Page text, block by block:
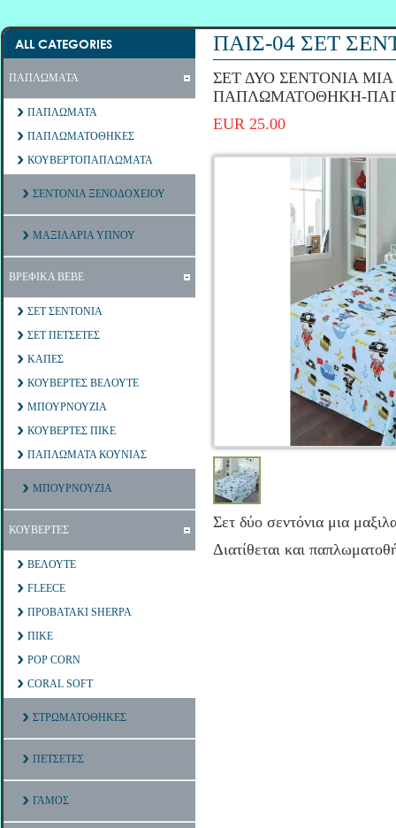
ALL CATEGORIES
ΠΑΠΛΩΜΑΤΑ
ΠΑΠΛΩΜΑΤΑ
ΠΑΠΛΩΜΑΤΟΘΗΚΕΣ
ΚΟΥΒΕΡΤΟΠΑΠΛΩΜΑΤΑ
ΣΕΝΤΟΝΙΑ ΞΕΝΟΔΟΧΕΙΟΥ
ΜΑΞΙΛΑΡΙΑ ΥΠΝΟΥ
ΒΡΕΦΙΚΑ ΒΕΒΕ
ΣΕΤ ΣΕΝΤΟΝΙΑ
ΣΕΤ ΠΕΤΣΕΤΕΣ
ΚΑΠΕΣ
ΚΟΥΒΕΡΤΕΣ ΒΕΛΟΥΤΕ
ΜΠΟΥΡΝΟΥΖΙΑ
ΚΟΥΒΕΡΤΕΣ ΠΙΚΕ
ΠΑΠΛΩΜΑΤΑ ΚΟΥΝΙΑΣ
ΜΠΟΥΡΝΟΥΖΙΑ
ΚΟΥΒΕΡΤΕΣ
ΒΕΛΟΥΤΕ
FLEECE
ΠΡΟΒΑΤΑΚΙ SHERPA
ΠΙΚΕ
POP CORN
CORAL SOFT
ΣΤΡΩΜΑΤΟΘΗΚΕΣ
ΠΕΤΣΕΤΕΣ
ΓΑΜΟΣ
ΠΑΙΣ-04 ΣΕΤ
ΣΕΤ ΔΥΟ ΣΕΝΤΟΝΙΑ ΜΙΑ
ΠΑΠΛΩΜΑΤΟΘΗΚΗ-
EUR 25.00
Σετ δύο σεντόνια μια
Διατίθεται και